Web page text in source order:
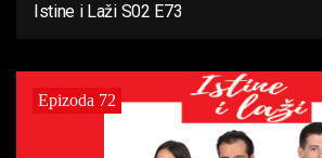
Istine i Laži S02 E73
Epizoda 72